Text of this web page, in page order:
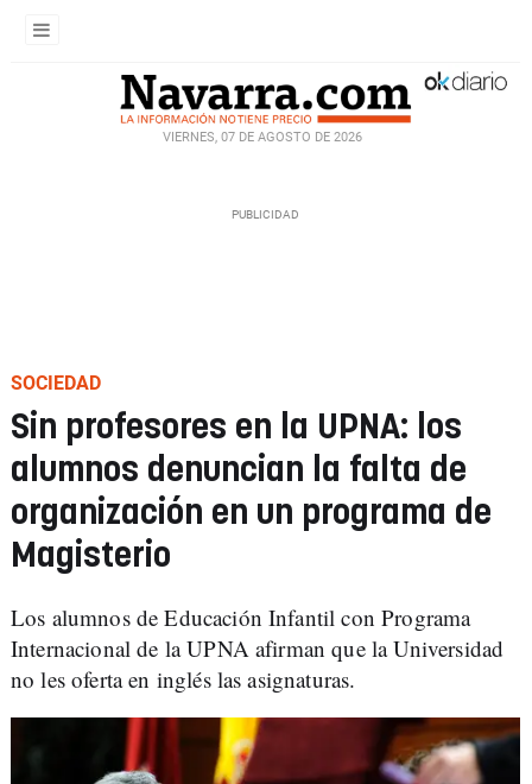
VIERNES, 07 DE AGOSTO DE 2026
SOCIEDAD
Sin profesores en la UPNA: los
alumnos denuncian la falta de
organización en un programa de
Magisterio
Los alumnos de Educación Infantil con Programa
Internacional de la UPNA afirman que la Universidad
no les oferta en inglés las asignaturas.